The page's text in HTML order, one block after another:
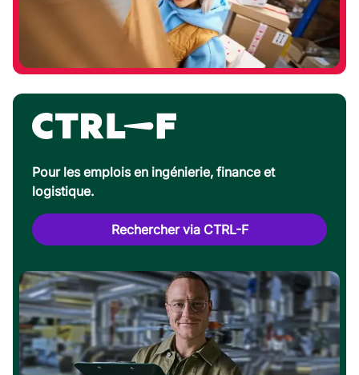
Pour les emplois en ingénierie, finance et
logistique.
Rechercher via CTRL-F